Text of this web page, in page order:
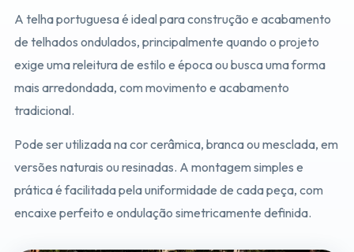
A telha portuguesa é ideal para construção e acabamento
de telhados ondulados, principalmente quando o projeto
exige uma releitura de estilo e época ou busca uma forma
mais arredondada, com movimento e acabamento
tradicional.
Pode ser utilizada na cor cerâmica, branca ou mesclada, em
versões naturais ou resinadas. A montagem simples e
prática é facilitada pela uniformidade de cada peça, com
encaixe perfeito e ondulação simetricamente definida.